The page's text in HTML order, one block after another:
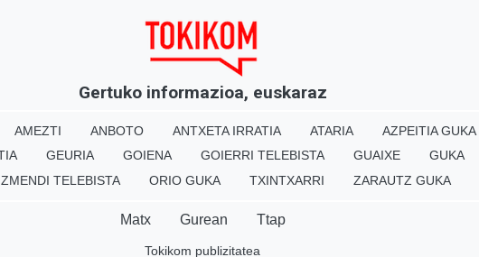
Gertuko informazioa, euskaraz
AMEZTI ANBOTO ANTXETA IRRATIA ATARIA AZPEITIA GUKA
GEURIA GOIENA GOIERRI TELEBISTA GUAIXE GUKA
TELEBISTA
ORIO GUKA TXINTXARRI ZARAUTZ GUKA
Matx Gurean Ttap
Tokikom publizitatea